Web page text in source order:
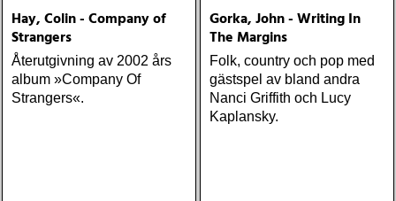
Hay, Colin - Company of
Strangers
Återutgivning av 2002 års
album »Company Of
Strangers«.
Gorka, John - Writing In
The Margins
Folk, country och pop med
gästspel av bland andra
Nanci Griffith och Lucy
Kaplansky.